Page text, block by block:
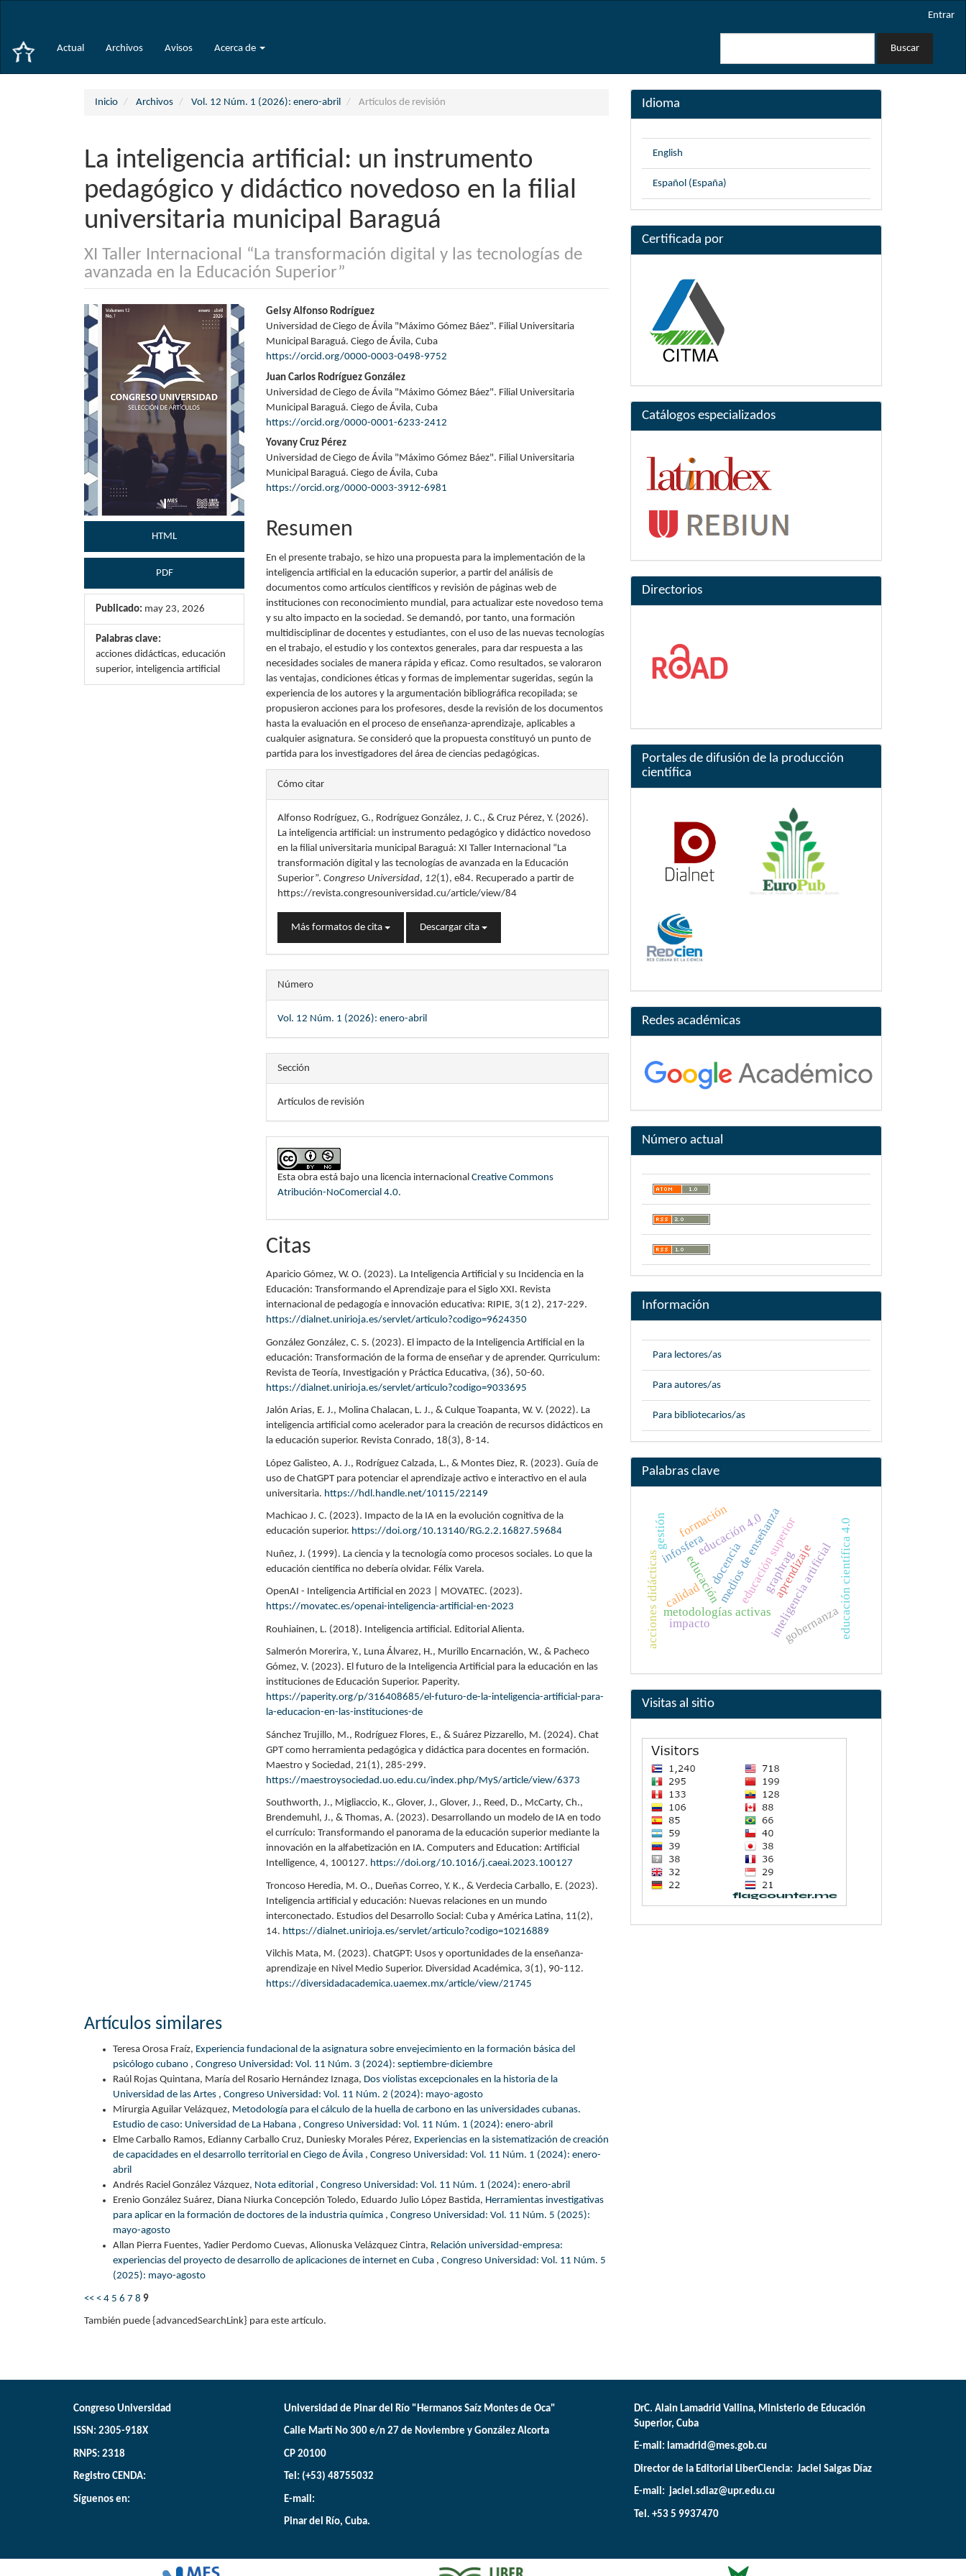
principal
Entrar
Actual Archivos Avisos Acerca de Buscar
Inicio Archivos Vol. 12 Núm. 1 (2026): enero-abril Artículos de revisión
La inteligencia artificial: un instrumento
pedagógico y didáctico novedoso en la filial
universitaria municipal Baraguá
XI Taller Internacional “La transformación digital y las tecnologías de
avanzada en la Educación Superior”
Barra
lateral
del
artículo
HTML
PDF
Publicado: may 23, 2026
Palabras clave:
acciones didácticas, educación
superior, inteligencia artificial
Contenido
principal
del
artículo
Gelsy Alfonso Rodríguez
Universidad de Ciego de Ávila "Máximo Gómez Báez". Filial Universitaria
Municipal Baraguá. Ciego de Ávila, Cuba
https://orcid.org/0000-0003-0498-9752
Juan Carlos Rodríguez González
Universidad de Ciego de Ávila "Máximo Gómez Báez". Filial Universitaria
Municipal Baraguá. Ciego de Ávila, Cuba
https://orcid.org/0000-0001-6233-2412
Yovany Cruz Pérez
Universidad de Ciego de Ávila "Máximo Gómez Báez". Filial Universitaria
Municipal Baraguá. Ciego de Ávila, Cuba
https://orcid.org/0000-0003-3912-6981
Resumen
En el presente trabajo, se hizo una propuesta para la implementación de la
inteligencia artificial en la educación superior, a partir del análisis de
documentos como artículos científicos y revisión de páginas web de
instituciones con reconocimiento mundial, para actualizar este novedoso tema
y su alto impacto en la sociedad. Se demandó, por tanto, una formación
multidisciplinar de docentes y estudiantes, con el uso de las nuevas tecnologías
en el trabajo, el estudio y los contextos generales, para dar respuesta a las
necesidades sociales de manera rápida y eficaz. Como resultados, se valoraron
las ventajas, condiciones éticas y formas de implementar sugeridas, según la
experiencia de los autores y la argumentación bibliográfica recopilada; se
propusieron acciones para los profesores, desde la revisión de los documentos
hasta la evaluación en el proceso de enseñanza-aprendizaje, aplicables a
cualquier asignatura. Se consideró que la propuesta constituyó un punto de
partida para los investigadores del área de ciencias pedagógicas.
Detalles
del
artículo
Cómo citar
Alfonso Rodríguez, G., Rodríguez González, J. C., & Cruz Pérez, Y. (2026).
La inteligencia artificial: un instrumento pedagógico y didáctico novedoso
en la filial universitaria municipal Baraguá: XI Taller Internacional “La
transformación digital y las tecnologías de avanzada en la Educación
Superior”.Congreso Universidad, 12(1), e84. Recuperado a partir de
https://revista.congresouniversidad.cu/article/view/84
Más formatos de cita Descargar cita
Número
Vol. 12 Núm. 1 (2026): enero-abril
Sección
Artículos de revisión
Esta obra está bajo una licencia internacionalCreative Commons
Atribución-NoComercial 4.0.
Citas
Aparicio Gómez, W. O. (2023). La Inteligencia Artificial y su Incidencia en la
Educación: Transformando el Aprendizaje para el Siglo XXI. Revista
internacional de pedagogía e innovación educativa: RIPIE, 3(1 2), 217-229.
https://dialnet.unirioja.es/servlet/articulo?codigo=9624350
González González, C. S. (2023). El impacto de la Inteligencia Artificial en la
educación: Transformación de la forma de enseñar y de aprender. Qurriculum:
Revista de Teoría, Investigación y Práctica Educativa, (36), 50-60.
https://dialnet.unirioja.es/servlet/articulo?codigo=9033695
Jalón Arias, E. J., Molina Chalacan, L. J., & Culque Toapanta, W. V. (2022). La
inteligencia artificial como acelerador para la creación de recursos didácticos en
la educación superior. Revista Conrado, 18(3), 8-14.
López Galisteo, A. J., Rodríguez Calzada, L., & Montes Diez, R. (2023). Guía de
uso de ChatGPT para potenciar el aprendizaje activo e interactivo en el aula
universitaria. https://hdl.handle.net/10115/22149
Machicao J. C. (2023). Impacto de la IA en la evolución cognitiva de la
educación superior. https://doi.org/10.13140/RG.2.2.16827.59684
Nuñez, J. (1999). La ciencia y la tecnología como procesos sociales. Lo que la
educación científica no debería olvidar. Félix Varela.
OpenAI - Inteligencia Artificial en 2023 | MOVATEC. (2023).
https://movatec.es/openai-inteligencia-artificial-en-2023
Rouhiainen, L. (2018). Inteligencia artificial. Editorial Alienta.
Salmerón Morerira, Y., Luna Álvarez, H., Murillo Encarnación, W., & Pacheco
Gómez, V. (2023). El futuro de la Inteligencia Artificial para la educación en las
instituciones de Educación Superior. Paperity.
https://paperity.org/p/316408685/el-futuro-de-la-inteligencia-artificial-para-
la-educacion-en-las-instituciones-de
Sánchez Trujillo, M., Rodríguez Flores, E., & Suárez Pizzarello, M. (2024). Chat
GPT como herramienta pedagógica y didáctica para docentes en formación.
Maestro y Sociedad, 21(1), 285-299.
https://maestroysociedad.uo.edu.cu/index.php/MyS/article/view/6373
Southworth, J., Migliaccio, K., Glover, J., Glover, J., Reed, D., McCarty, Ch.,
Brendemuhl, J., & Thomas, A. (2023). Desarrollando un modelo de IA en todo
el currículo: Transformando el panorama de la educación superior mediante la
innovación en la alfabetización en IA. Computers and Education: Artificial
Intelligence, 4, 100127. https://doi.org/10.1016/j.caeai.2023.100127
Troncoso Heredia, M. O., Dueñas Correo, Y. K., & Verdecia Carballo, E. (2023).
Inteligencia artificial y educación: Nuevas relaciones en un mundo
interconectado. Estudios del Desarrollo Social: Cuba y América Latina, 11(2),
14. https://dialnet.unirioja.es/servlet/articulo?codigo=10216889
Vilchis Mata, M. (2023). ChatGPT: Usos y oportunidades de la enseñanza-
aprendizaje en Nivel Medio Superior. Diversidad Académica, 3(1), 90-112.
https://diversidadacademica.uaemex.mx/article/view/21745
Artículos similares
Teresa Orosa Fraíz, Experiencia fundacional de la asignatura sobre envejecimiento en la formación básica del
psicólogo cubano , Congreso Universidad: Vol. 11 Núm. 3 (2024): septiembre-diciembre
Raúl Rojas Quintana, María del Rosario Hernández Iznaga, Dos violistas excepcionales en la historia de la
Universidad de las Artes , Congreso Universidad: Vol. 11 Núm. 2 (2024): mayo-agosto
Mirurgia Aguilar Velázquez, Metodología para el cálculo de la huella de carbono en las universidades cubanas.
Estudio de caso: Universidad de La Habana , Congreso Universidad: Vol. 11 Núm. 1 (2024): enero-abril
Elme Carballo Ramos, Edianny Carballo Cruz, Duniesky Morales Pérez, Experiencias en la sistematización de creación
de capacidades en el desarrollo territorial en Ciego de Ávila , Congreso Universidad: Vol. 11 Núm. 1 (2024): enero-
abril
Andrés Raciel González Vázquez, Nota editorial , Congreso Universidad: Vol. 11 Núm. 1 (2024): enero-abril
Erenio González Suárez, Diana Niurka Concepción Toledo, Eduardo Julio López Bastida, Herramientas investigativas
para aplicar en la formación de doctores de la industria química , Congreso Universidad: Vol. 11 Núm. 5 (2025):
mayo-agosto
Allan Pierra Fuentes, Yadier Perdomo Cuevas, Alionuska Velázquez Cintra, Relación universidad-empresa:
experiencias del proyecto de desarrollo de aplicaciones de internet en Cuba , Congreso Universidad: Vol. 11 Núm. 5
(2025): mayo-agosto
<< < 4 5 6 7 8 9
También puede {advancedSearchLink} para este artículo.
Idioma
English
Español (España)
Certificada por
Catálogos especializados
Directorios
Portales de difusión de la producción
científica
Redes académicas
Número actual
Información
Para lectores/as
Para autores/as
Para bibliotecarios/as
Palabras clave
aprendizaje
inteligencia artificial
medios de enseñanza
metodologías activas
educación graphrag
educación superior
educación 4.0
calidad
gobernanza
infosfera educación científica 4.0
acciones didácticas impacto
docencia
formación
gestión
Visitas al sitio
Congreso Universidad
ISSN: 2305-918X
RNPS: 2318
Registro CENDA:
Síguenos en:
Universidad de Pinar del Río "Hermanos Saíz Montes de Oca"
Calle Martí No 300 e/n 27 de Noviembre y González Alcorta
CP 20100
Tel: (+53) 48755032
E-mail:
Pinar del Río, Cuba.
DrC. Alain Lamadrid Vallina, Ministerio de Educación
Superior, Cuba
E-mail: lamadrid@mes.gob.cu
Director de la Editorial LiberCiencia: Jaciel Salgas Díaz
E-mail: jaciel.sdiaz@upr.edu.cu
Tel. +53 5 9937470